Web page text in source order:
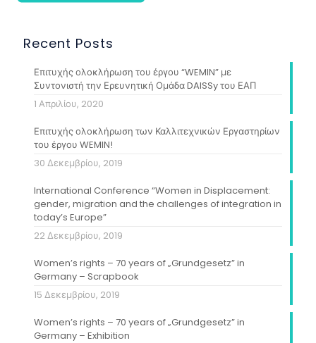
Recent Posts
Επιτυχής ολοκλήρωση του έργου “WEMIN” με
Συντονιστή την Ερευνητική Ομάδα DAISSy του ΕΑΠ
1 Απριλίου, 2020
Επιτυχής ολοκλήρωση των Καλλιτεχνικών Εργαστηρίων
του έργου WEMIN!
30 Δεκεμβρίου, 2019
International Conference “Women in Displacement:
gender, migration and the challenges of integration in
today’s Europe”
22 Δεκεμβρίου, 2019
Women’s rights – 70 years of „Grundgesetz” in
Germany – Scrapbook
15 Δεκεμβρίου, 2019
Women’s rights – 70 years of „Grundgesetz” in
Germany – Exhibition